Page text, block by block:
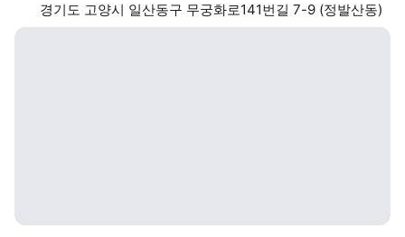
경기도 고양시 일산동구 무궁화로141번길 7-9 (정발산동)